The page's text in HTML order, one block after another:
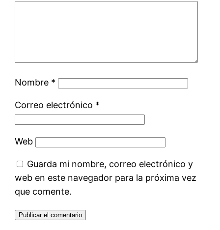
Nombre *
Correo electrónico *
Web
Guarda mi nombre, correo electrónico y
web en este navegador para la próxima vez
que comente.